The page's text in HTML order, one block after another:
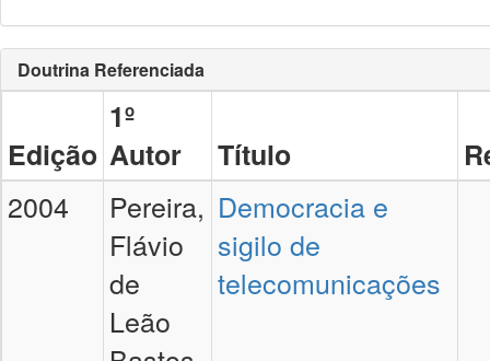
Doutrina Referenciada
Edição
1º
Autor
Título
2004
Pereira,
Flávio
de
Leão
Democracia e
sigilo de
telecomunicações